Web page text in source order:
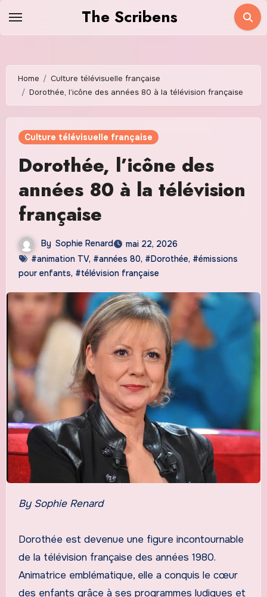
The Scribens
Home
Culture télévisuelle française
Dorothée, l’icône des années 80 à la télévision française
Culture télévisuelle française
Dorothée, l’icône des
années 80 à la télévision
française
By Sophie Renard
mai 22, 2026
#animation TV, #années 80, #Dorothée, #émissions
pour enfants, #télévision française
By Sophie Renard
Dorothée est devenue une figure incontournable
de la télévision française des années 1980.
Animatrice emblématique, elle a conquis le cœur
des enfants grâce à ses programmes ludiques et